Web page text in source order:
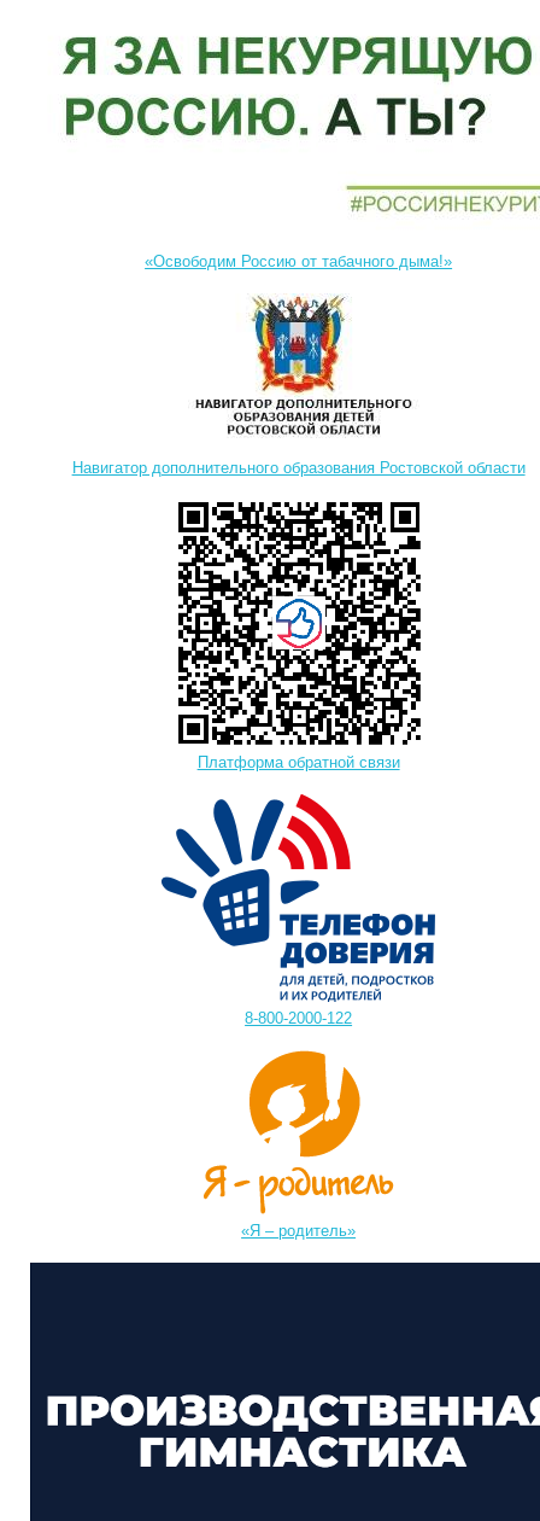
«Освободим Россию от табачного дыма!»
Навигатор дополнительного образования Ростовской области
Платформа обратной связи
8-800-2000-122
«Я – родитель»